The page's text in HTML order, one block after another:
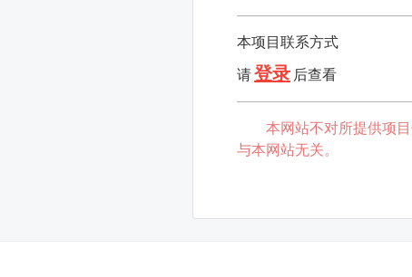
本项目联系方式
请登录 后查看
本网站不对所提供项
与本网站无关。